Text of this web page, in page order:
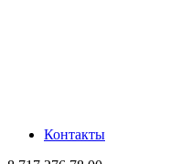
Контакты